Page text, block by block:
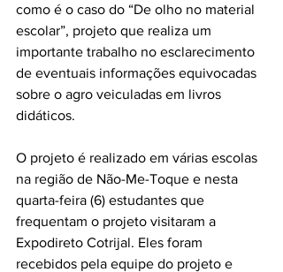
como é o caso do “De olho no material
escolar”, projeto que realiza um
importante trabalho no esclarecimento
de eventuais informações equivocadas
sobre o agro veiculadas em livros
didáticos.
O projeto é realizado em várias escolas
na região de Não-Me-Toque e nesta
quarta-feira (6) estudantes que
frequentam o projeto visitaram a
Expodireto Cotrijal. Eles foram
recebidos pela equipe do projeto e